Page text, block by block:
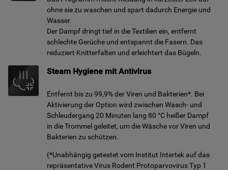
ohne sie zu waschen und spart dadurch Energie und
Wasser.
Der Dampf dringt tief in die Textilien ein, entfernt
schlechte Gerüche und entspannt die Fasern. Das
reduziert Knitterfalten und erleichtert das Bügeln.
Steam Hygiene mit Antivirus
Entfernt bis zu 99,9% der Viren und Bakterien*. Bei
Aktivierung der Option wird zwischen Wasch- und
Schleudergang 20 Minuten lang 80 °C heißer Dampf
in die Trommel geleitet, um die Wäsche vor Viren und
Bakterien zu schützen.
(*Unabhängig getestet vom Institut Intertek auf das
repräsentative Virus Rodent Protoparvovirus Typ 1